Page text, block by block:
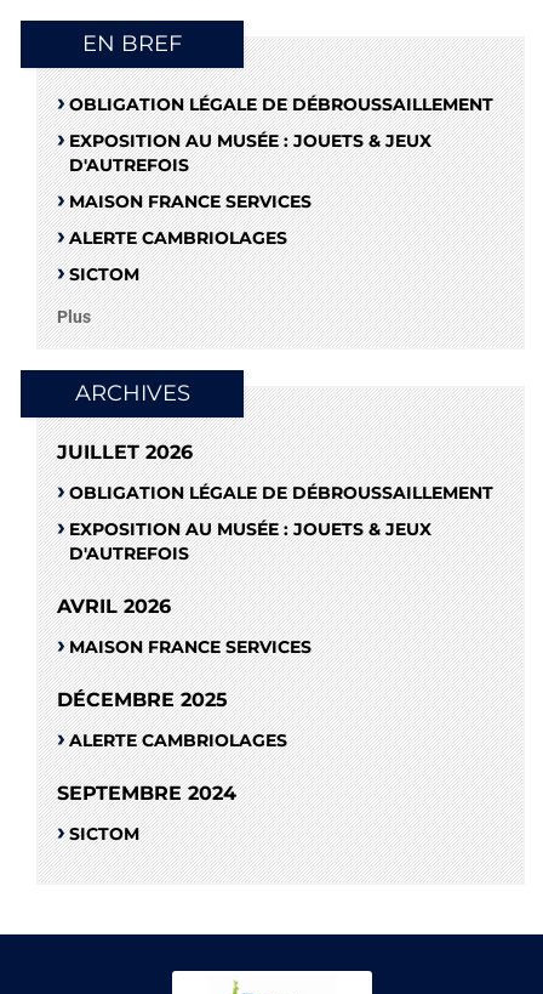
EN BREF
OBLIGATION LÉGALE DE DÉBROUSSAILLEMENT
EXPOSITION AU MUSÉE : JOUETS & JEUX
D'AUTREFOIS
MAISON FRANCE SERVICES
ALERTE CAMBRIOLAGES
SICTOM
Plus
ARCHIVES
JUILLET 2026
OBLIGATION LÉGALE DE DÉBROUSSAILLEMENT
EXPOSITION AU MUSÉE : JOUETS & JEUX
D'AUTREFOIS
AVRIL 2026
MAISON FRANCE SERVICES
DÉCEMBRE 2025
ALERTE CAMBRIOLAGES
SEPTEMBRE 2024
SICTOM